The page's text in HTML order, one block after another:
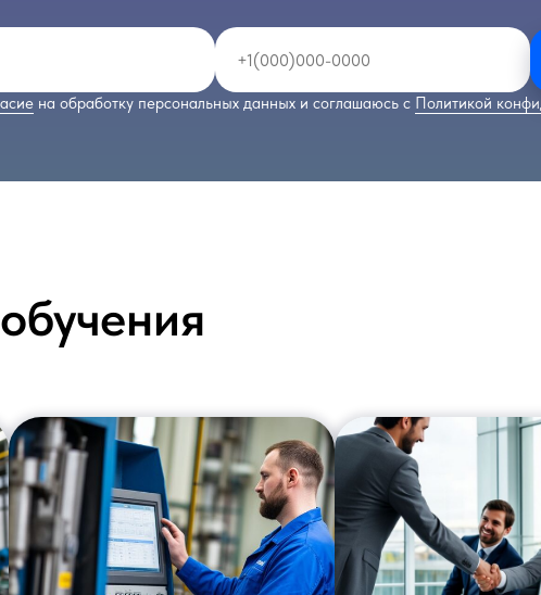
на обработку персональных данных и соглашаюсь с Политикой